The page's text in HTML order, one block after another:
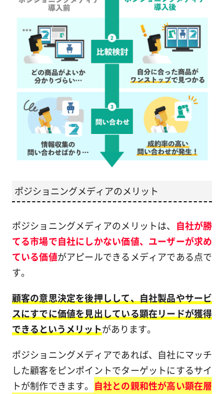
ポジショニングメディアのメリット
ポジショニングメディアのメリットは、 自社が勝
てる市場で自社にしかない価値、ユーザーが求め
ている価値がアピールできるメディアである点で
す。
顧客の意思決定を後押しして、自社製品やサービ
スにすでに価値を見出している顕在リードが獲得
できるというメリットがあります。
ポジショニングメディアであれば、自社にマッチ
した顧客をピンポイントでターゲットにするサイ
トが制作できます。 自社との親和性が高い顕在層